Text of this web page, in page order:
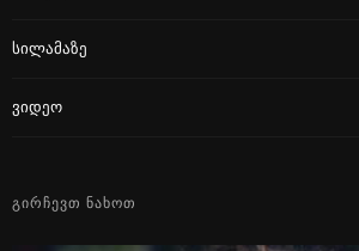
Სილამაზე
Ვიდეო
ᲒᲘᲠᲩᲔᲕᲗ ᲜᲐᲮᲝᲗ